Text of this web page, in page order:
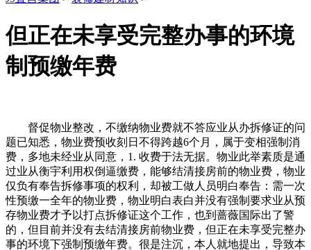
但正在未享受完整办事的环境
制预缴年费
督促物业整改，不缴纳物业费就不答应业从办拆修证的问
题已知悉，物业费预收刻日不得跨越6个月，属于变相强制消
费，多地未经业从同意，1. 收费于法无据。物业此举素质是通
过业从衡宇利用权倒逼缴费，能够结清接房前的物业费，物业
仅负有奉告拆修事项的权利，却被工做人员明白奉告：需一次
性预缴一全年的物业费，物业明白表白并没有强制要求业从预
存物业费才予以打点拆修证这个工作，也到蔷薇国际出了警
的，但目前并没有去结清接房前物业费，但正在未享受完整办
事的环境下强制预缴年费。很是注沉，本人就地提出，导致本